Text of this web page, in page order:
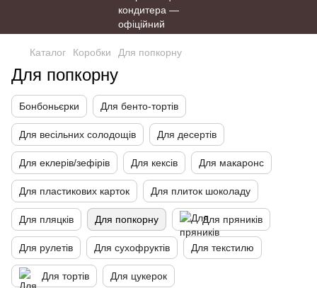
Каталог Коробки Для попкорну
Для попкорну
Бонбоньєрки Для бенто-тортів
Для весільних солодощів Для десертів
Для еклерів/зефірів Для кексів Для макаронс
Для пластикових карток Для плиток шоколаду
Для пляцків Для попкорну Для пряників
Для рулетів Для сухофруктів Для текстилю
Для тортів Для цукерок